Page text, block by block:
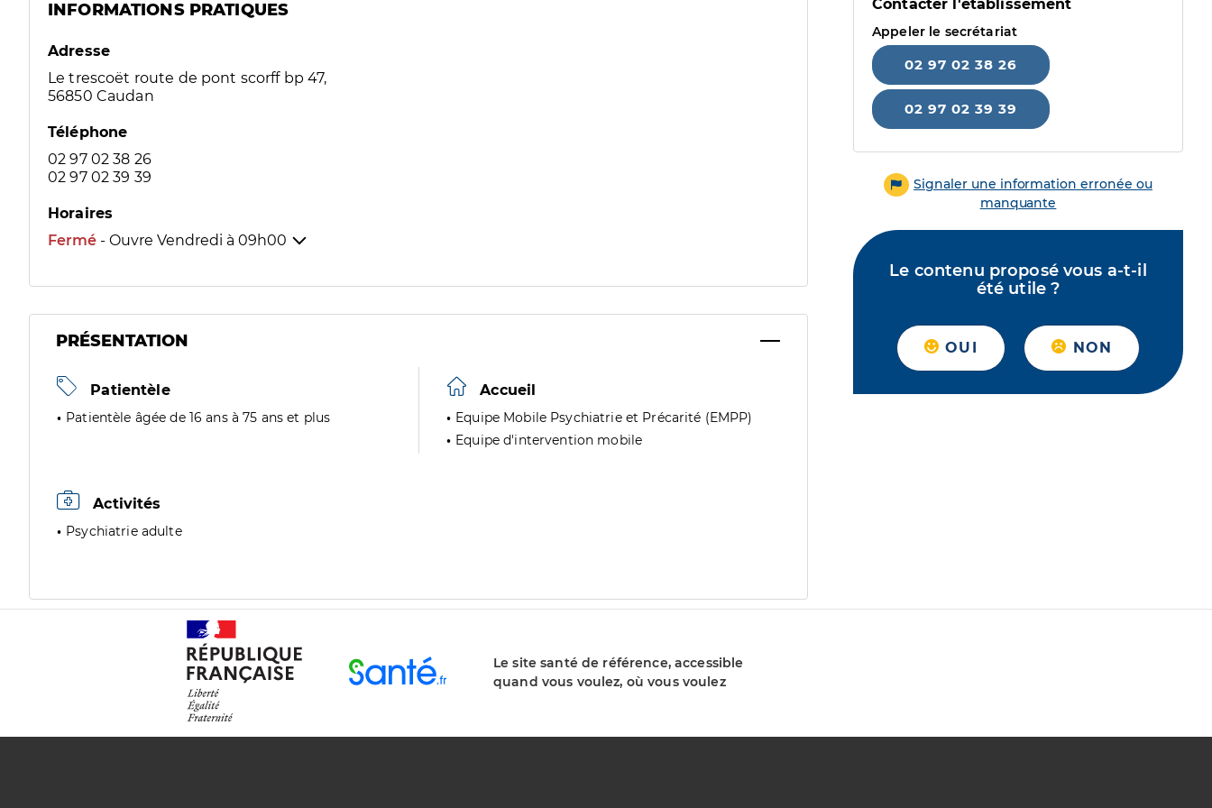
INFORMATIONS PRATIQUES
Adresse
Le trescoët route de pont scorff bp 47,
56850 Caudan
Téléphone
02 97 02 38 26
02 97 02 39 39
Horaires
Fermé - Ouvre Vendredi à 09h00
PRÉSENTATION
Patientèle
Patientèle âgée de 16 ans à 75 ans et plus
Accueil
Equipe Mobile Psychiatrie et Précarité (EMPP)
Equipe d'intervention mobile
Activités
Psychiatrie adulte
Contacter l'établissement
Appeler le secrétariat
02 97 02 38 26
02 97 02 39 39
Signaler une information erronée ou
manquante
Le contenu proposé vous a-t-il
été utile ?
OUI NON
Le site santé de référence, accessible
quand vous voulez, où vous voulez